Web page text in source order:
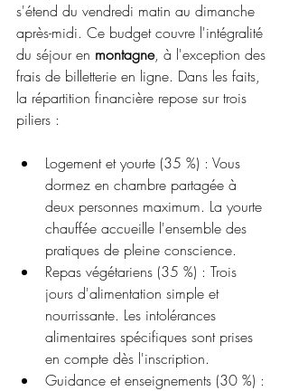
s'étend du vendredi matin au dimanche
après-midi. Ce budget couvre l'intégralité
du séjour en montagne, à l'exception des
frais de billetterie en ligne. Dans les faits,
la répartition financière repose sur trois
piliers :
Logement et yourte (35 %) : Vous
dormez en chambre partagée à
deux personnes maximum. La yourte
chauffée accueille l'ensemble des
pratiques de pleine conscience.
Repas végétariens (35 %) : Trois
jours d'alimentation simple et
nourrissante. Les intolérances
alimentaires spécifiques sont prises
en compte dès l'inscription.
Guidance et enseignements (30 %) :